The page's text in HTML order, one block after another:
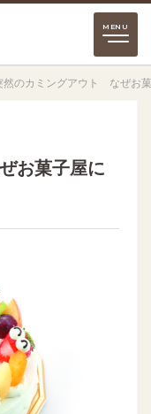
然のカミングアウト なぜお
お菓子屋に